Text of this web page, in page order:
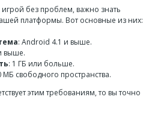
без проблем, важно знать
платформы. Вот основные из них:
: Android 4.1 и выше.
выше.
: 1 ГБ или больше.
МБ свободного пространства.
этим требованиям, то вы точно